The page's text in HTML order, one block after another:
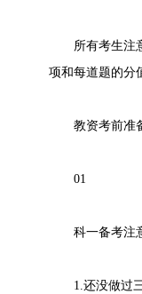
所有考生注意
项和每道题的分
教资考前准
01
科一备考注
1.还没做过三